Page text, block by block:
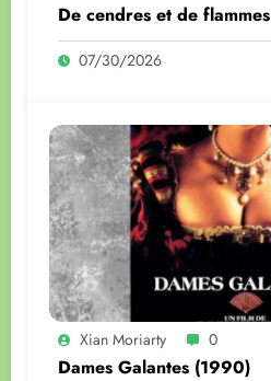
De cendres et de flammes
07/30/2026
Xian Moriarty 0
Dames Galantes (1990)